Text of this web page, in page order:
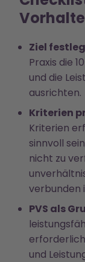
Ziel
Praxis die
und die
ausrichten.
Kriterien
Kriterien
sinnvoll
nicht zu
verbunden
PVS als
und